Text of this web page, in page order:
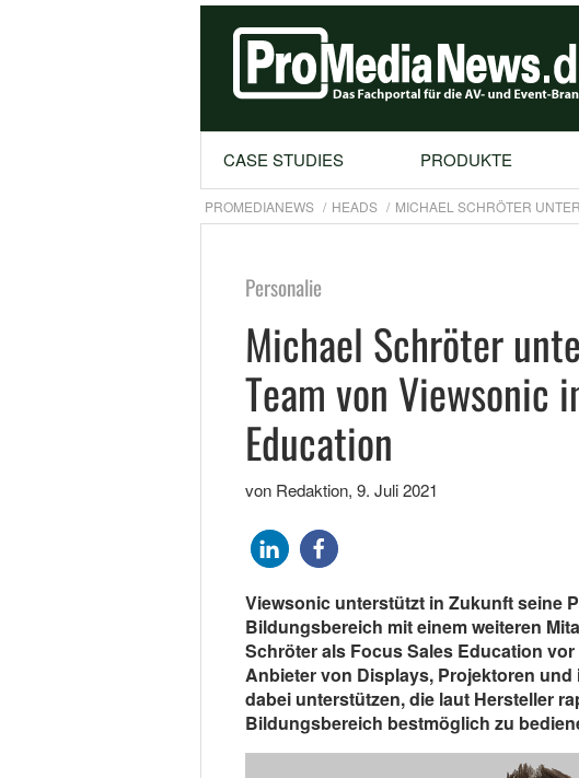
CASE STUDIES PRODUKTE
PROMEDIANEWS HEADS MICHAEL SCHRÖTER
Personalie
Michael Schröter
Team von Viewsonic
Education
von Redaktion, 9. Juli 2021
Viewsonic unterstützt in Zukunft seine
Bildungsbereich mit einem weiteren
Schröter als Focus Sales Education
Anbieter von Displays, Projektoren
dabei unterstützen, die laut Hersteller
Bildungsbereich bestmöglich zu